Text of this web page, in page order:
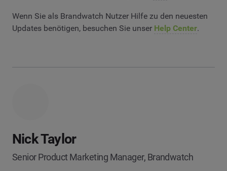
Wenn Sie als Brandwatch Nutzer Hilfe zu den neuesten
Updates benötigen, besuchen Sie unser Help Center.
Nick Taylor
Senior Product Marketing Manager, Brandwatch